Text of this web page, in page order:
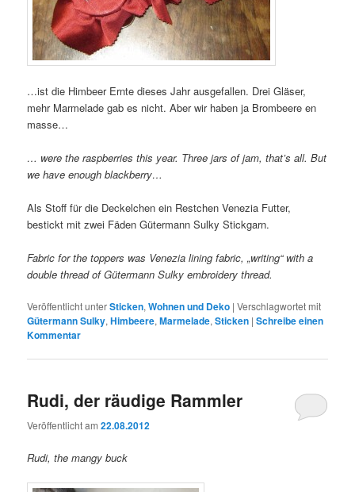
…ist die Himbeer Ernte dieses Jahr ausgefallen. Drei Gläser,
mehr Marmelade gab es nicht. Aber wir haben ja Brombeere en
masse…
… were the raspberries this year. Three jars of jam, that’s all. But
we have enough blackberry…
Als Stoff für die Deckelchen ein Restchen Venezia Futter,
bestickt mit zwei Fäden Gütermann Sulky Stickgarn.
Fabric for the toppers was Venezia lining fabric, „writing“ with a
double thread of Gütermann Sulky embroidery thread.
Veröffentlicht unterSticken,Wohnen und Deko |Verschlagwortet mit
Gütermann Sulky,Himbeere,Marmelade,Sticken |Schreibe einen
Kommentar
Rudi, der räudige Rammler
Veröffentlicht am22.08.2012
Rudi, the mangy buck